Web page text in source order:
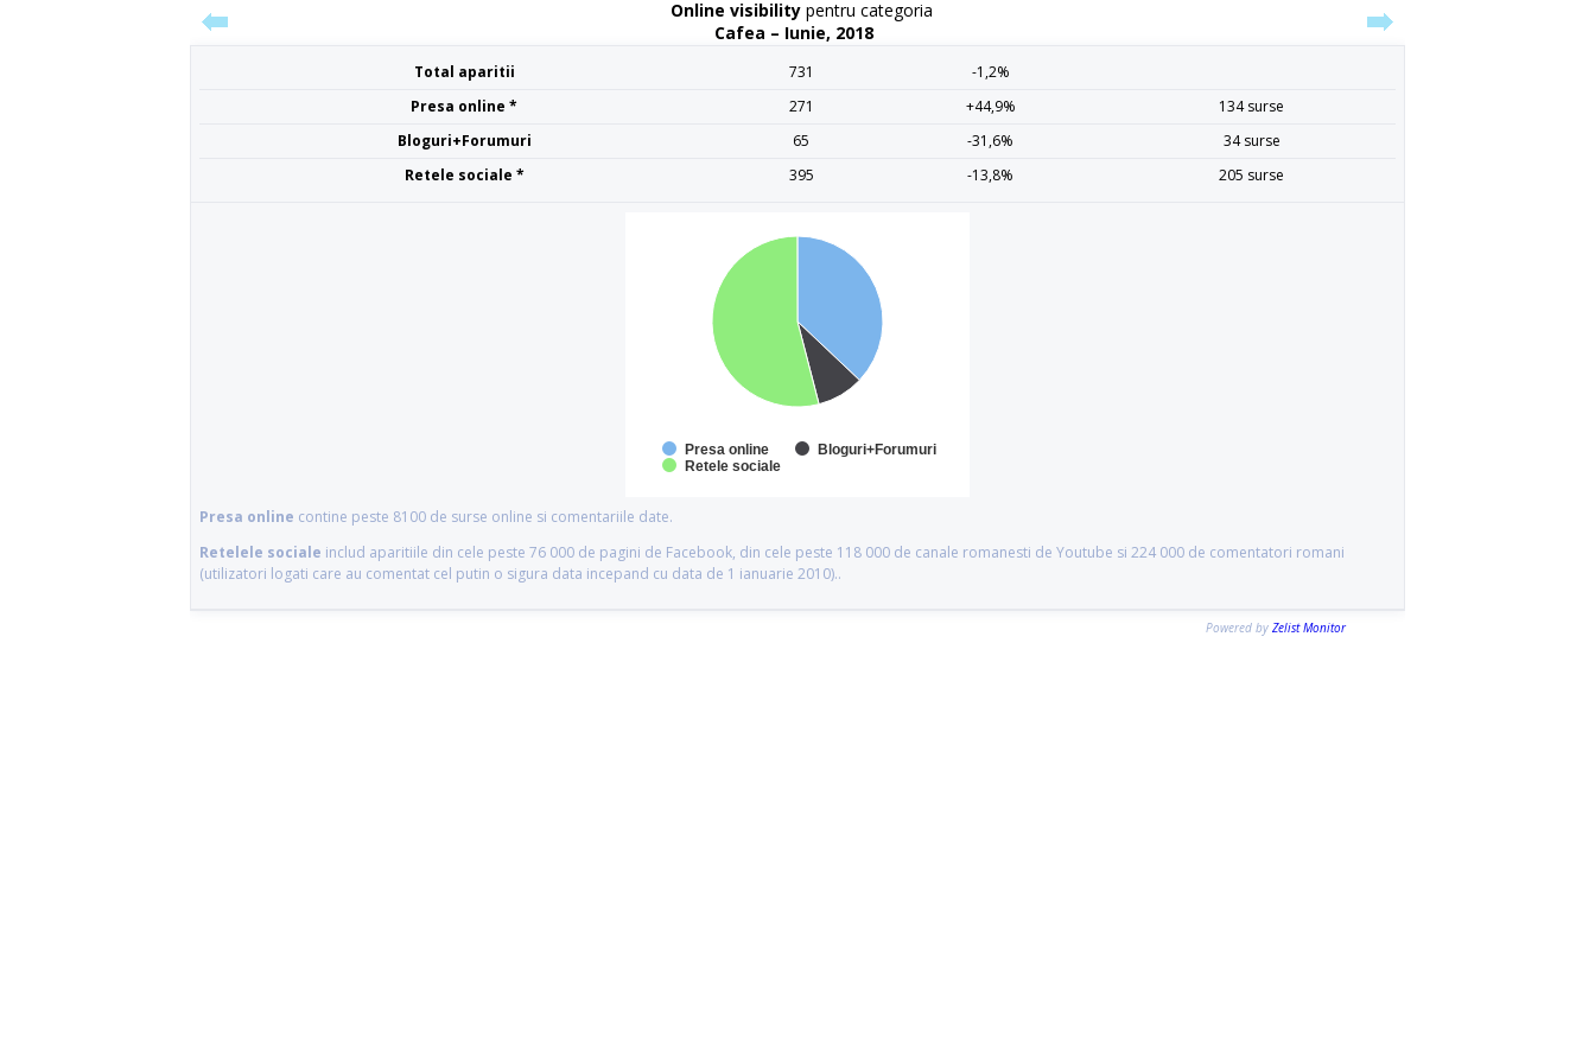
Online visibilitypentru categoria
Cafea – Iunie, 2018
Total aparitii 731
-1,2%
Presa online *
271 +44,9%
134 surse
Bloguri+Forumuri
65 -31,6%
34 surse
Retele sociale *
395 -13,8% 205 surse
Presa online
Bloguri+Forumuri
Retele sociale
Presa online contine peste 8100 de surse online si comentariile date.
Retelele sociale includ aparitiile din cele peste 76 000 de pagini de Facebook, din cele peste 118 000 de canale romanesti de Youtube si 224 000 de comentatori romani
(utilizatori logati care au comentat cel putin o sigura data incepand cu data de 1 ianuarie 2010)..
Powered by Zelist Monitor